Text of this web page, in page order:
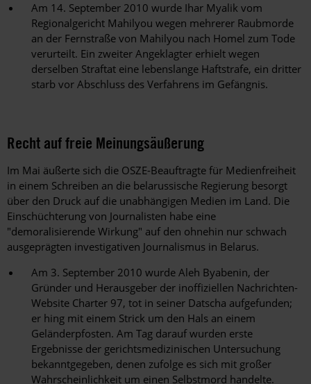
Am 14. September 2010 wurde Ihar Myalik vom
Regionalgericht Mahilyou wegen mehrerer Raubmorde
an der Fernstraße von Mahilyou nach Homel zum Tode
verurteilt. Ein zweiter Angeklagter erhielt wegen
derselben Straftat eine lebenslange Haftstrafe, ein dritter
starb vor Abschluss des Verfahrens im Gefängnis.
Recht auf freie Meinungsäußerung
Im Mai äußerte sich die OSZE-Beauftragte für Medienfreiheit
in einem Schreiben an die belarussische Regierung besorgt
über den Druck auf die unabhängigen Medien im Land. Die
Einschüchterung von Journalisten habe eine
"demoralisierende Wirkung" auf den ohnehin nur schwach
ausgeprägten investigativen Journalismus in Belarus.
Am 3. September 2010 wurde Aleh Byabenin, der
Gründer und Herausgeber der inoffiziellen Nachrichten-
Website Charter 97, tot in seiner Datscha aufgefunden;
er hing mit einem Strick um den Hals an einem
Geländerpfosten. Am Tag darauf wurden erste
Ergebnisse der gerichtsmedizinischen Untersuchung
bekanntgegeben, denen zufolge es sich mit großer
Wahrscheinlichkeit um einen Selbstmord handelte.